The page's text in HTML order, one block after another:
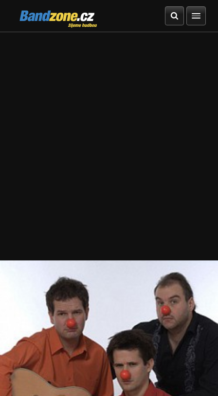
Bandzone.cz
žijeme hudbou